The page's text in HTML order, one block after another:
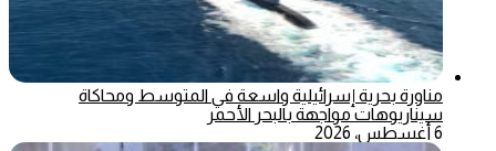
مناورة بحرية إسرائيلية واسعة في المتوسط ومحاكاة
سيناريوهات مواجهة بالبحر الأحمر
6 أغسطس، 2026